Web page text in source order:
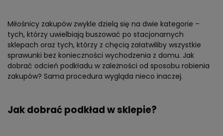
Miłośnicy zakupów zwykle dzielą się na dwie kategorie –
tych, którzy uwielbiają buszować po stacjonarnych
sklepach oraz tych, którzy z chęcią załatwiliby wszystkie
sprawunki bez konieczności wychodzenia z domu. Jak
dobrać odcień podkładu w zależności od sposobu robienia
zakupów? Sama procedura wygląda nieco inaczej.
Jak dobrać podkład w sklepie?